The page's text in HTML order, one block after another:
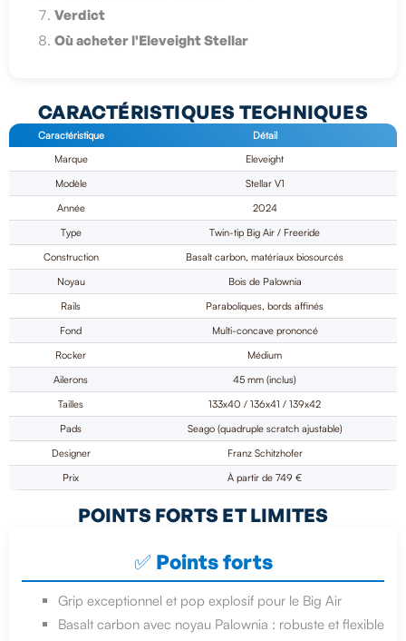
Verdict
Où acheter l'Eleveight Stellar
CARACTÉRISTIQUES TECHNIQUES
Caractéristique
Détail
Marque
Eleveight
Modèle
Stellar V1
Année
2024
Type
Twin-tip Big Air / Freeride
Construction
Basalt carbon, matériaux biosourcés
Noyau
Bois de Palownia
Rails
Paraboliques, bords affinés
Fond
Multi-concave prononcé
Rocker
Médium
Ailerons
45 mm (inclus)
Tailles
133x40 / 136x41 / 139x42
Pads
Seago (quadruple scratch ajustable)
Designer
Franz Schitzhofer
Prix
À partir de 749 €
POINTS FORTS ET LIMITES
✅ Points forts
Grip exceptionnel et pop explosif pour le Big Air
Basalt carbon avec noyau Palownia : robuste et flexible